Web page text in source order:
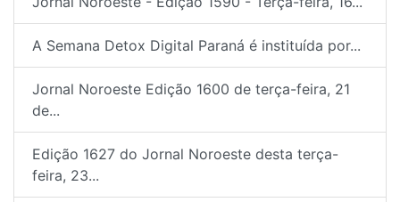
A Semana Detox Digital Paraná é instituída por...
Jornal Noroeste Edição 1600 de terça-feira, 21
de...
Edição 1627 do Jornal Noroeste desta terça-
feira, 23...